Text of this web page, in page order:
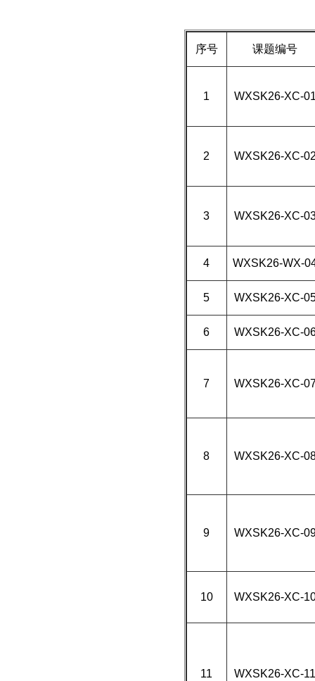
序号 课题编号
1 WXSK26-XC-
2 WXSK26-XC-
3 WXSK26-XC-
4 WXSK26-WX-
5 WXSK26-XC-
6 WXSK26-XC-
7 WXSK26-XC-
8 WXSK26-XC-
9 WXSK26-XC-
10 WXSK26-XC-
11 WXSK26-XC-11